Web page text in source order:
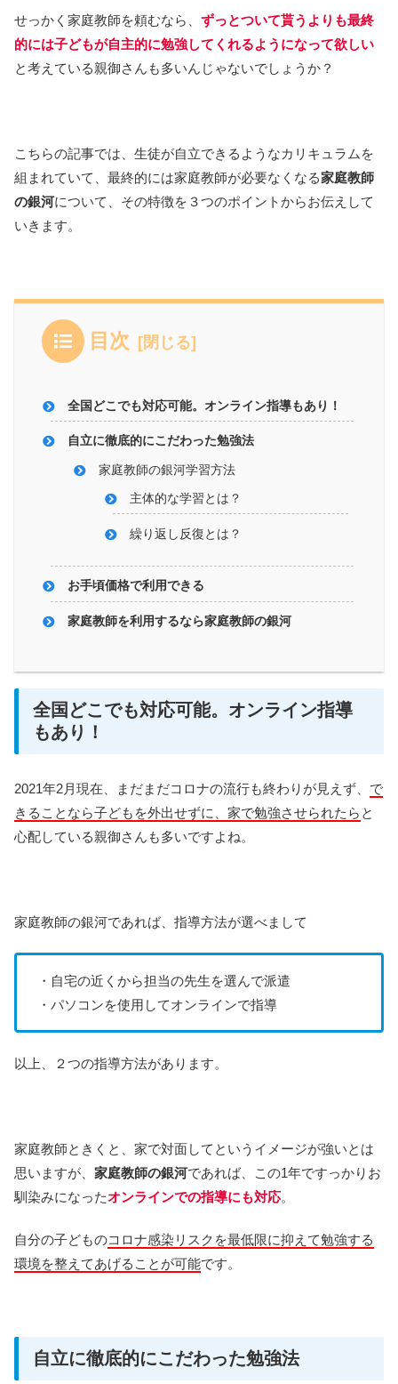
せっかく家庭教師を頼むなら、 ずっとついて貰うよりも最終
的には子どもが自主的に勉強してくれるようになって欲しい
と考えている親御さんも多いんじゃないでしょうか？
こちらの記事では、生徒が自立できるようなカリキュラムを
組まれていて、最終的には家庭教師が必要なくなる家庭教師
の銀河について、その特徴を３つのポイントからお伝えして
いきます。
目次
全国どこでも対応可能。オンライン指導もあり！
自立に徹底的にこだわった勉強法
家庭教師の銀河学習方法
主体的な学習とは？
繰り返し反復とは？
お手頃価格で利用できる
家庭教師を利用するなら家庭教師の銀河
全国どこでも対応可能。オンライン指導
もあり！
2021年2月現在、まだまだコロナの流行も終わりが見えず、 で
きることなら子どもを外出せずに、家で勉強させられたら と
心配している親御さんも多いですよね。
家庭教師の銀河であれば、指導方法が選べまして
・自宅の近くから担当の先生を選んで派遣
・パソコンを使用してオンラインで指導
以上、２つの指導方法があります。
家庭教師ときくと、家で対面してというイメージが強いとは
思いますが、 家庭教師の銀河であれば、この1年ですっかりお
馴染みになったオンラインでの指導にも対応。
自分の子どものコロナ感染リスクを最低限に抑えて勉強する
環境を整えてあげることが可能です。
自立に徹底的にこだわった勉強法